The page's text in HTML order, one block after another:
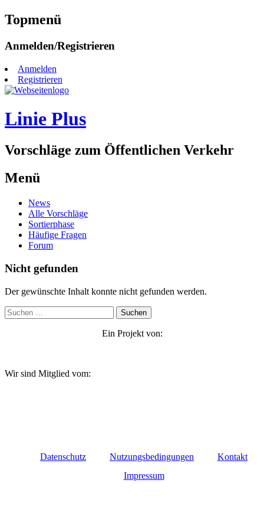
Topmenü
Zum
springen
Anmelden/Registrieren
Anmelden
Registrieren
Linie Plus
Vorschläge zum Öffentlichen Verkehr
Menü
Zum
Inhalt
springen
News
Alle Vorschläge
Sortierphase
Häufige Fragen
Forum
Nicht gefunden
Der gewünschte Inhalt konnte nicht gefunden werden.
Suchen
nach:
Ein Projekt von:
Wir sind Mitglied vom:
Datenschutz Nutzungsbedingungen
Kontakt
Impressum